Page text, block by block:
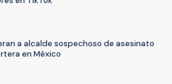
a alcalde sospechoso de asesinato
en México